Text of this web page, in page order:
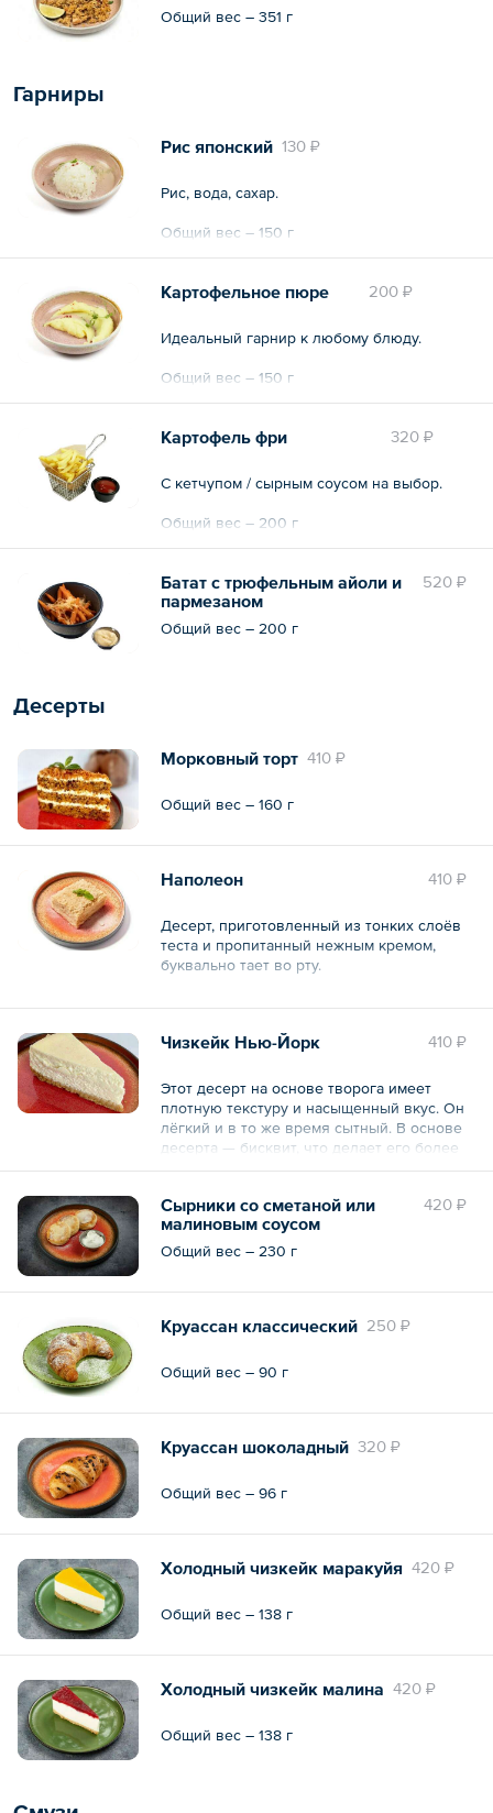
Общий вес – 351 г
Гарниры
130 ₽
Рис японский
Рис, вода, сахар.
Общий вес – 150 г
200 ₽
Картофельное пюре
Идеальный гарнир к любому блюду.
Общий вес – 150 г
320 ₽
Картофель фри
С кетчупом / сырным соусом на выбор.
Общий вес – 200 г
520 ₽
Батат с трюфельным айоли и
пармезаном
Общий вес – 200 г
Десерты
410 ₽
Морковный торт
Общий вес – 160 г
410 ₽
Наполеон
Десерт, приготовленный из тонких слоёв
теста и пропитанный нежным кремом,
буквально тает во рту.
Общий вес – 135 г
410 ₽
Чизкейк Нью-Йорк
Этот десерт на основе творога имеет
плотную текстуру и насыщенный вкус. Он
лёгкий и в то же время сытный. В основе
десерта — бисквит, что делает его более
текстурным и интересным.
Общий вес – 135 г 420 ₽
Сырники со сметаной или
малиновым соусом
Общий вес – 230 г
250 ₽
Круассан классический
Общий вес – 90 г
320 ₽
Круассан шоколадный
Общий вес – 96 г
420 ₽
Холодный чизкейк маракуйя
Общий вес – 138 г
420 ₽
Холодный чизкейк малина
Общий вес – 138 г